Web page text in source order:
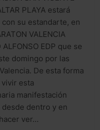
PLAYA estará
su estandarte, en
VALENCIA
ALFONSO EDP que se
domingo por las
De esta forma
esta
manifestación
dentro y en
ver…